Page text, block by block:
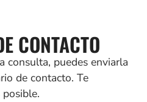
CONTACTO
consulta, puedes enviarla
de contacto. Te